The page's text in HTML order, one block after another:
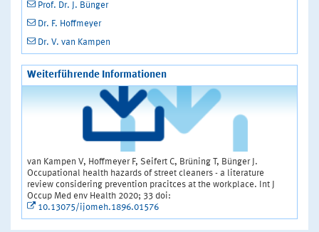
Prof. Dr. J. Bünger
Dr. F. Hoffmeyer
Dr. V. van Kampen
Weiterführende Informationen
van Kampen V, Hoffmeyer F, Seifert C, Brüning T, Bünger J.
Occupational health hazards of street cleaners - a literature
review considering prevention pracitces at the workplace. Int J
Occup Med env Health 2020; 33 doi:
10.13075/ijomeh.1896.01576